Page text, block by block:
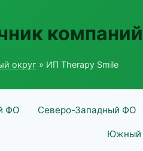
компаний
округ » ИП Therapy Smile
ФО Северо-Западный ФО
Южный